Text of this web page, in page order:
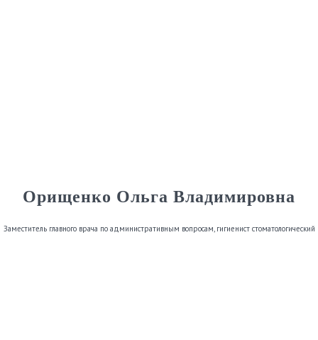
Орищенко Ольга Владимировна
Заместитель главного врача по административным вопросам, гигиенист стоматологический